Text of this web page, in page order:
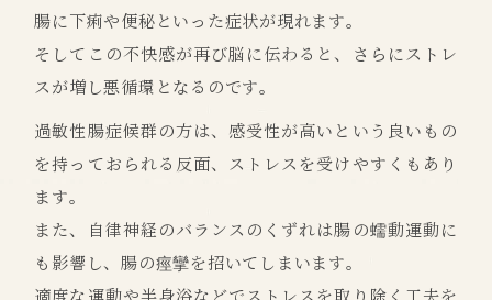
腸に下痢や便秘といった症状が現れます。
そしてこの不快感が再び脳に伝わると、さらにストレ
スが増し悪循環となるのです。
過敏性腸症候群の方は、感受性が高いという良いもの
を持っておられる反面、ストレスを受けやすくもあり
ます。
また、自律神経のバランスのくずれは腸の蠕動運動に
も影響し、腸の痙攣を招いてしまいます。